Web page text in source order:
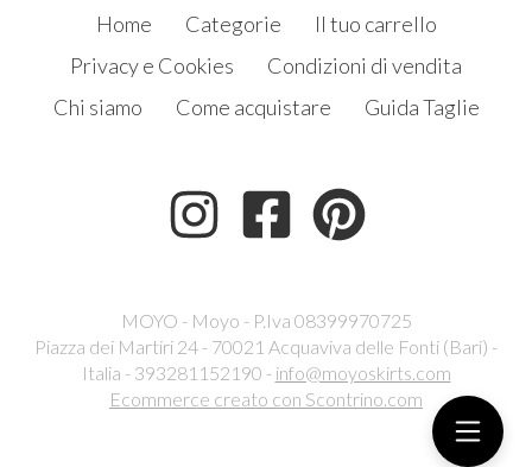
Home Categorie
Il tuo carrello
Privacy e Cookies
Condizioni di vendita
Chi siamo
Come acquistare Guida Taglie
MOYO - Moyo - P.Iva 08399970725
Piazza dei Martiri 24 - 70021 Acquaviva delle Fonti (Bari) -
Italia - 393281152190 - info@moyoskirts.com
Ecommerce creato con Scontrino.com